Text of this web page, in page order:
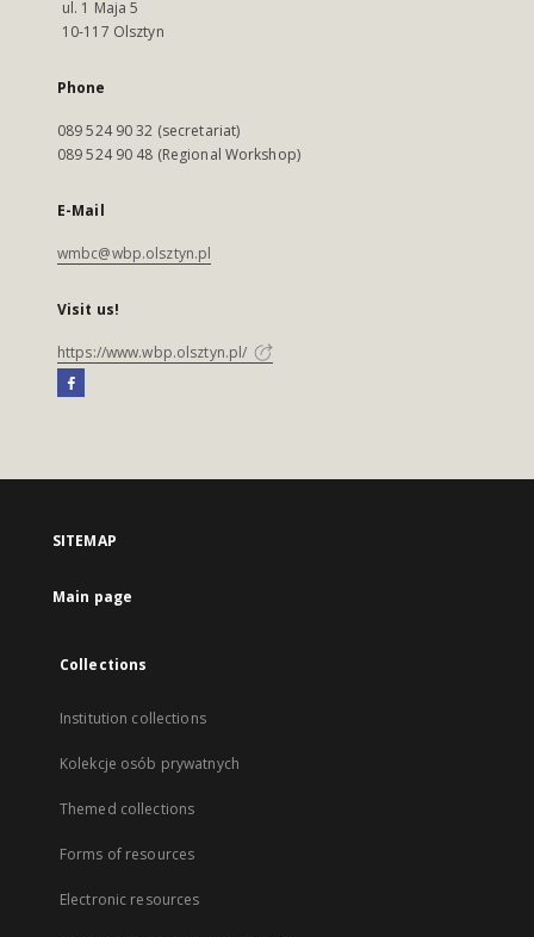
ul. 1 Maja 5
10-117 Olsztyn
Phone
089 524 90 32 (secretariat)
089 524 90 48 (Regional Workshop)
E-Mail
wmbc@wbp.olsztyn.pl
Visit us!
https://www.wbp.olsztyn.pl/
SITEMAP
Main page
Collections
Institution collections
Kolekcje osób prywatnych
Themed collections
Forms of resources
Electronic resources